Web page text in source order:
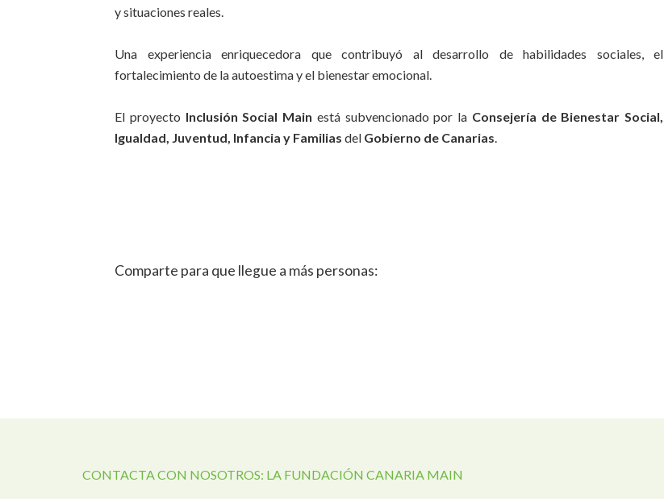
y situaciones reales.
Una experiencia enriquecedora que contribuyó al desarrollo de habilidades sociales, el
fortalecimiento de la autoestima y el bienestar emocional.
El proyecto Inclusión Social Main está subvencionado por la Consejería de Bienestar Social,
Igualdad, Juventud, Infancia y Familias del Gobierno de Canarias.
Comparte para que llegue a más personas:
CONTACTA CON NOSOTROS: LA FUNDACIÓN CANARIA MAIN